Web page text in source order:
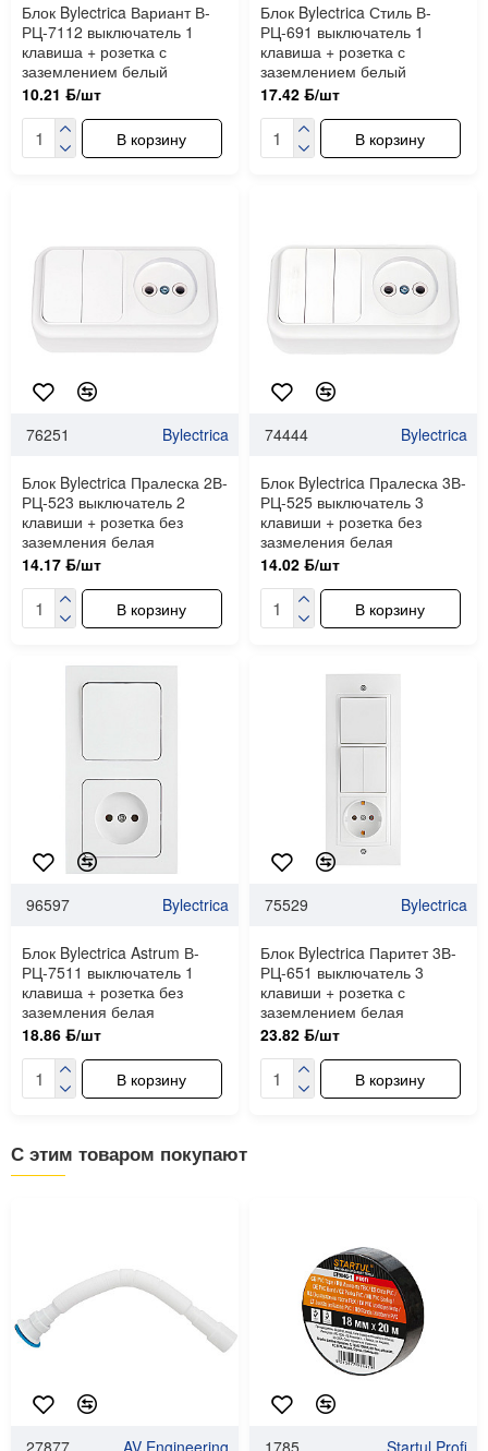
Блок Bylectrica Вариант В-
РЦ-7112 выключатель 1
клавиша + розетка с
заземлением белый
10.21 ƃ/шт
В корзину
Блок Bylectrica Стиль В-
РЦ-691 выключатель 1
клавиша + розетка с
заземлением белый
17.42 ƃ/шт
В корзину
76251 Bylectrica
Блок Bylectrica Пралеска 2В-
РЦ-523 выключатель 2
клавиши + розетка без
заземления белая
14.17 ƃ/шт
В корзину
74444 Bylectrica
Блок Bylectrica Пралеска 3В-
РЦ-525 выключатель 3
клавиши + розетка без
зазмеления белая
14.02 ƃ/шт
В корзину
96597 Bylectrica
Блок Bylectrica Astrum В-
РЦ-7511 выключатель 1
клавиша + розетка без
заземления белая
18.86 ƃ/шт
В корзину
75529 Bylectrica
Блок Bylectrica Паритет 3В-
РЦ-651 выключатель 3
клавиши + розетка с
заземлением белая
23.82 ƃ/шт
В корзину
С этим товаром покупают